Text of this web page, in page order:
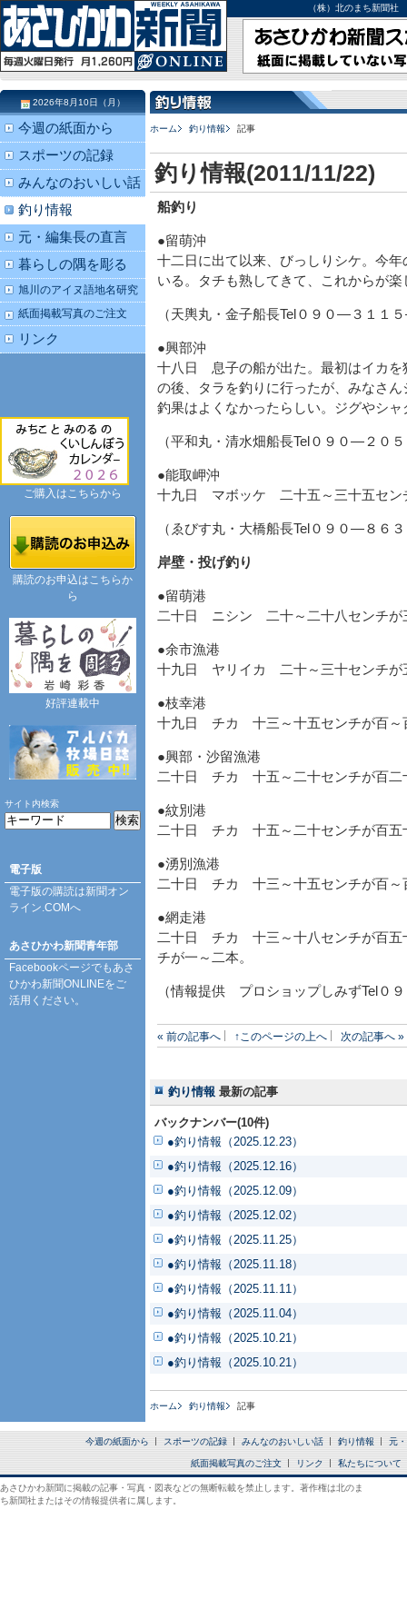
（株）北のまち新聞
ホーム 釣り情報 記事
釣り情報(2011/11/22)
船釣り
●留萌沖
十二日に出て以来、びっしりシケ。今
いる。タチも熟してきて、これからが楽
（天輿丸・金子船長Tel０９０―３１１
●興部沖
十八日 息子の船が出た。最初はイカを
の後、タラを釣りに行ったが、みなさ
釣果はよくなかったらしい。ジグやシ
（平和丸・清水畑船長Tel０９０―２０
●能取岬沖
十九日 マボッケ 二十五～三十五セン
（ゑびす丸・大橋船長Tel０９０―８６
岸壁・投げ釣り
●留萌港
二十日 ニシン 二十～二十八センチが
●余市漁港
十九日 ヤリイカ 二十～三十センチが
●枝幸港
十九日 チカ 十三～十五センチが百～
●興部・沙留漁港
二十日 チカ 十五～二十センチが百二
●紋別港
二十日 チカ 十五～二十センチが百
●湧別漁港
二十日 チカ 十三～十五センチが百～
●網走港
二十日 チカ 十三～十八センチが百五
チが一～二本。
（情報提供 プロショップしみずTel０
« 前の記事へ ↑このページの上へ 次の記事へ »
釣り情報 最新の記事
バックナンバー(10件)
●釣り情報（2025.12.23）
●釣り情報（2025.12.16）
●釣り情報（2025.12.09）
●釣り情報（2025.12.02）
●釣り情報（2025.11.25）
●釣り情報（2025.11.18）
●釣り情報（2025.11.11）
●釣り情報（2025.11.04）
●釣り情報（2025.10.21）
●釣り情報（2025.10.21）
ホーム 釣り情報 記事
2026年8月10日（月）
今週の紙面から
スポーツの記録
みんなのおいしい話
釣り情報
元・編集長の直言
暮らしの隅を彫る
旭川のアイヌ語地名研究
紙面掲載写真のご注文
リンク
ご購入はこちらから
購読のお申込はこちらか
ら
好評連載中
サイト内検索
電子版
電子版の購読は新聞オン
ライン.COMへ
あさひかわ新聞青年部
Facebookページでもあさ
ひかわ新聞ONLINEをご
活用ください。
今週の紙面から スポーツの記録 みんなのおいしい話 釣り情報 元
紙面掲載写真のご注文 リンク 私たちについて
あさひかわ新聞に掲載の記事・写真・図表などの無断転載を禁止します。著作権は北のま
ち新聞社またはその情報提供者に属します。